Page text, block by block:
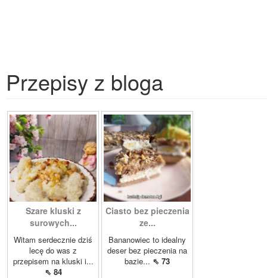
Przepisy z bloga
Szare kluski z
surowych...
Witam serdecznie dziś
lecę do was z
przepisem na kluski i...
⇖ 84
Ciasto bez pieczenia
ze...
Bananowiec to idealny
deser bez pieczenia na
bazie... ⇖ 73